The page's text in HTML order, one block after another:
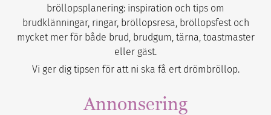
bröllopsplanering: inspiration och tips om
brudklänningar, ringar, bröllopsresa, bröllopsfest och
mycket mer för både brud, brudgum, tärna, toastmaster
eller gäst.
Vi ger dig tipsen för att ni ska få ert drömbröllop.
Annonsering